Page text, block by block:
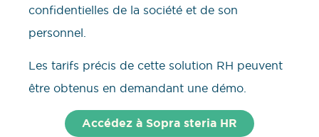
confidentielles de la société et de son
personnel.
Les tarifs précis de cette solution RH peuvent
être obtenus en demandant une démo.
Accédez à Sopra steria HR